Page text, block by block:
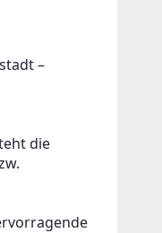
–
die